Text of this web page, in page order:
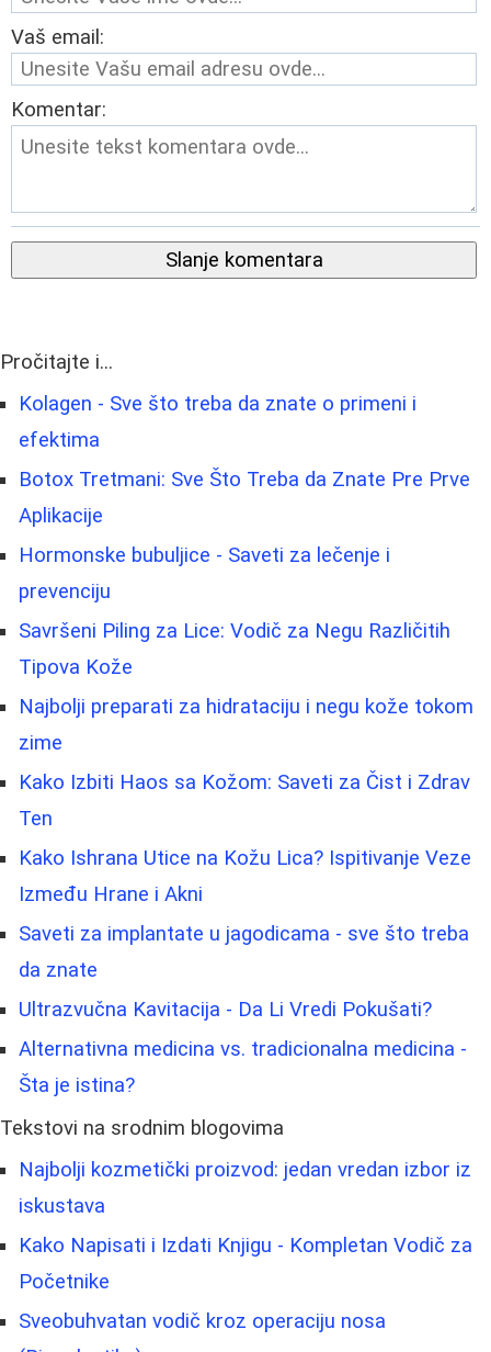
Vaš email:
Komentar:
Slanje komentara
Pročitajte i...
Kolagen - Sve što treba da znate o primeni i
efektima
Botox Tretmani: Sve Što Treba da Znate Pre Prve
Aplikacije
Hormonske bubuljice - Saveti za lečenje i
prevenciju
Savršeni Piling za Lice: Vodič za Negu Različitih
Tipova Kože
Najbolji preparati za hidrataciju i negu kože tokom
zime
Kako Izbiti Haos sa Kožom: Saveti za Čist i Zdrav
Ten
Kako Ishrana Utice na Kožu Lica? Ispitivanje Veze
Između Hrane i Akni
Saveti za implantate u jagodicama - sve što treba
da znate
Ultrazvučna Kavitacija - Da Li Vredi Pokušati?
Alternativna medicina vs. tradicionalna medicina -
Šta je istina?
Tekstovi na srodnim blogovima
Najbolji kozmetički proizvod: jedan vredan izbor iz
iskustava
Kako Napisati i Izdati Knjigu - Kompletan Vodič za
Početnike
Sveobuhvatan vodič kroz operaciju nosa